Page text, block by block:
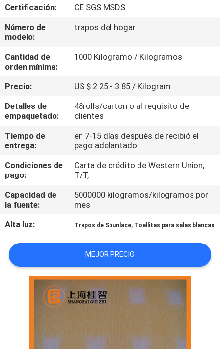
VIAJE
DE
LA
FÁBRICA
CONTROL
DE
CALIDAD
ÉNTRENOS
EN
CONTACTO
CON
PIDA
MAPA
Certificación:
CE SGS MSDS
Número de
modelo:
trapos del hogar
Cantidad de
orden mínima:
1000 Kilogramo / Kilogramos
Precio:
US $ 2.25 - 3.85 / Kilogram
Detalles de
empaquetado:
48rolls/carton o al requisito de
clientes
Tiempo de
entrega:
en 7-15 días después de recibió el
pago adelantado.
Condiciones de
pago:
Carta de crédito de Western Union,
T/T,
Capacidad de
la fuente:
5000000 kilogramos/kilogramos por
mes
Alta luz:
Trapos de Spunlace, Toallitas para salas blancas
MEJOR PRECIO